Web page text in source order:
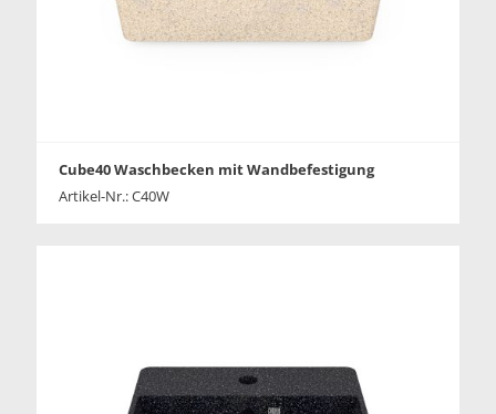
Cube40 Waschbecken mit Wandbefestigung
Artikel-Nr.: C40W